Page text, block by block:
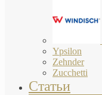
Ypsilon
Zehnder
Zucchetti
Статьи